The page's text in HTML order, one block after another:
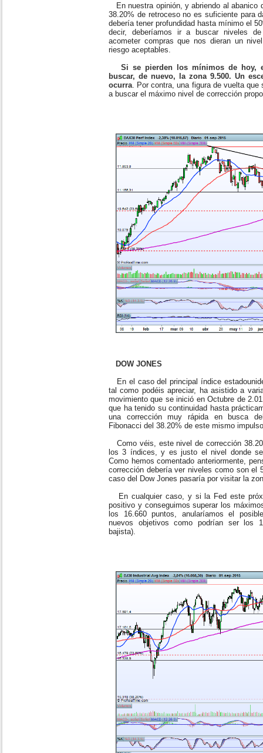
En nuestra opinión, y abriendo al abanico
38.20% de retroceso no es suficiente para
debería tener profundidad hasta mínimo el
decir, deberíamos ir a buscar niveles
acometer compras que nos dieran un
riesgo aceptables.
Si se pierden los mínimos de hoy,
buscar, de nuevo, la zona 9.500. Un
ocurra . Por contra, una figura de vuelta
a buscar el máximo nivel de corrección
DOW JONES
En el caso del principal índice
tal como podéis apreciar, ha asistido a
movimiento que se inició en Octubre de
que ha tenido su continuidad hasta
una corrección muy rápida en busca
Fibonacci del 38.20% de este mismo
Como véis, este nivel de corrección
los 3 índices, y es justo el nivel donde
Como hemos comentado anteriormente,
corrección debería ver niveles como son el
caso del Dow Jones pasaría por visitar la
En cualquier caso, y si la Fed este
positivo y conseguimos superar los
los 16.660 puntos, anularíamos el
nuevos objetivos como podrían ser los
bajista).